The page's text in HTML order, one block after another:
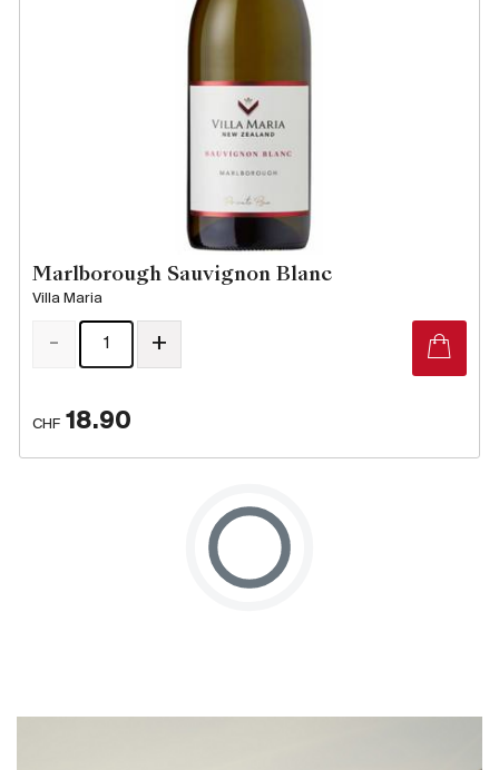
Brasilien
Chili
USA
Subskriptionsweine
Degustationspakete
Marlborough Sauvignon Blanc
Villa Maria
CHF 18.90
- +